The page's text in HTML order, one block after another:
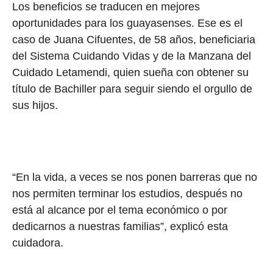
Los beneficios se traducen en mejores
oportunidades para los guayasenses. Ese es el
caso de Juana Cifuentes, de 58 años, beneficiaria
del Sistema Cuidando Vidas y de la Manzana del
Cuidado Letamendi, quien sueña con obtener su
título de Bachiller para seguir siendo el orgullo de
sus hijos.
“En la vida, a veces se nos ponen barreras que no
nos permiten terminar los estudios, después no
está al alcance por el tema económico o por
dedicarnos a nuestras familias”, explicó esta
cuidadora.